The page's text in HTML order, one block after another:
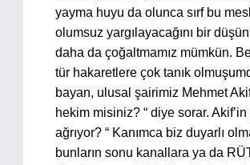
yayma huyu da olunca sırf bu
olumsuz yargılayacağını bir
daha da çoğaltmamız mümkün.
tür hakaretlere çok tanık
bayan, ulusal şairimiz Mehmet
hekim misiniz? “ diye sorar.
ağrıyor? “ Kanımca biz duyarlı
bunların sonu kanallara ya da